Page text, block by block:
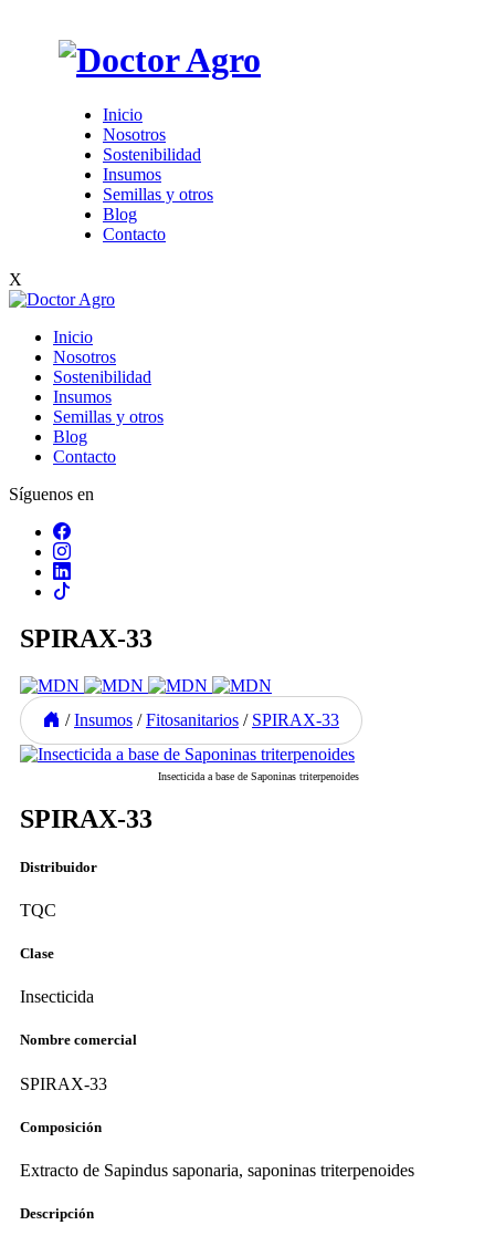
Inicio
Nosotros
Sostenibilidad
Insumos
Semillas y otros
Blog
Contacto
X
Inicio
Nosotros
Sostenibilidad
Insumos
Semillas y otros
Blog
Contacto
Síguenos en
SPIRAX-33
/ Insumos / Fitosanitarios / SPIRAX-33
Insecticida a base de Saponinas triterpenoides
SPIRAX-33
Distribuidor
TQC
Clase
Insecticida
Nombre comercial
SPIRAX-33
Composición
Extracto de Sapindus saponaria, saponinas triterpenoides
Descripción